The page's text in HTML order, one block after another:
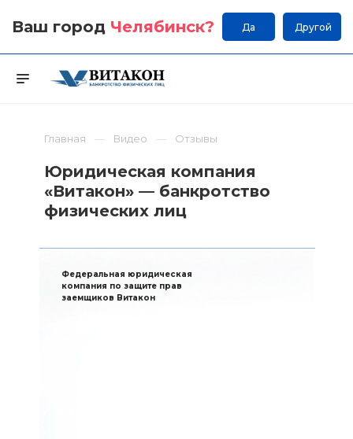
Ваш город Челябинск? Да Другой
Главная Видео Отзывы
Юридическая компания
«Витакон» — банкротство
физических лиц
Федеральная юридическая
компания по защите прав
заемщиков Витакон